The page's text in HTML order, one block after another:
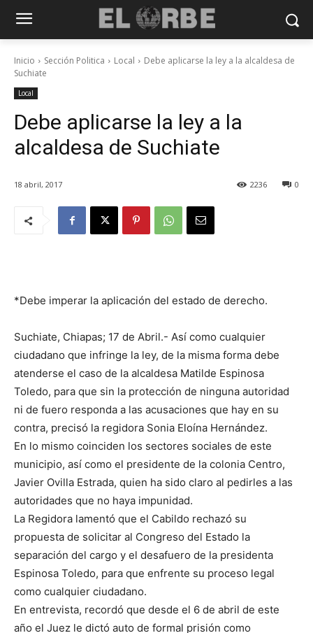
Inicio Sección Politica Local
Debe aplicarse la ley a la alcaldesa de
Suchiate
Local
Debe aplicarse la ley a la
alcaldesa de Suchiate
18 abril, 2017 0
2236
*Debe imperar la aplicación del estado de derecho.
Suchiate, Chiapas; 17 de Abril.- Así como cualquier
ciudadano que infringe la ley, de la misma forma debe
atenderse el caso de la alcaldesa Matilde Espinosa
Toledo, para que sin la protección de ninguna autoridad
ni de fuero responda a las acusaciones que hay en su
contra, precisó la regidora Sonia Eloína Hernández.
En lo mismo coinciden los sectores sociales de este
municipio, así como el presidente de la colonia Centro,
Javier Ovilla Estrada, quien ha sido claro al pedirles a las
autoridades que no haya impunidad.
La Regidora lamentó que el Cabildo rechazó su
propuesta de solicitar al Congreso del Estado la
separación del cargo y el desafuero de la presidenta
Espinosa Toledo, para que enfrente su proceso legal
como cualquier ciudadano.
En entrevista, recordó que desde el 6 de abril de este
año el Juez le dictó auto de formal prisión como